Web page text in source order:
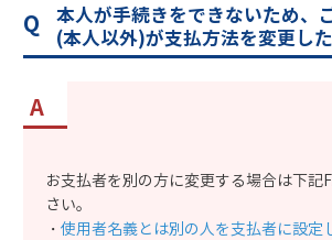
本人が手続きをできないため、
(本人以外)が支払方法を変更した
お支払者を別の方に変更する場合は下記
さい。
・ 使用者名義とは別の人を支払者に設定